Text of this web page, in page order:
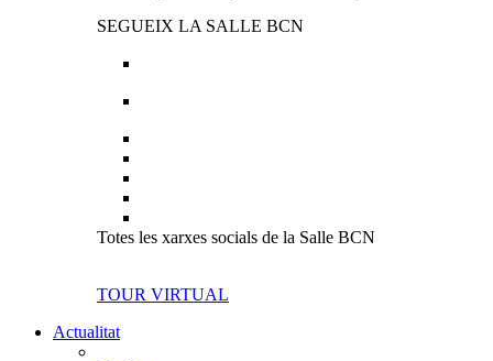
SEGUEIX LA SALLE BCN
Totes les xarxes socials de la Salle BCN
TOUR VIRTUAL
Actualitat